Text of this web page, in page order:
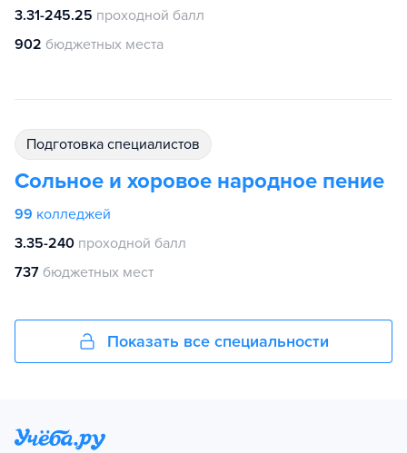
3.31-245.25 проходной балл
902 бюджетных места
подготовка специалистов
Сольное и хоровое народное пение
99 колледжей
3.35-240 проходной балл
737 бюджетных мест
Показать все специальности